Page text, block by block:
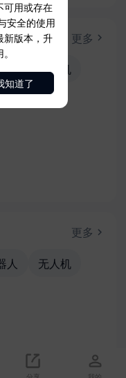
可用或存在
安全的使用
新版本，升
知道了